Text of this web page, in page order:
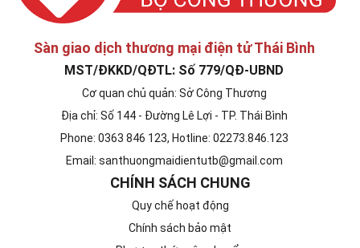
Sàn giao dịch thương mại điện tử Thái Bình
MST/ĐKKD/QĐTL: Số 779/QĐ-UBND
Cơ quan chủ quản: Sở Công Thương
Địa chỉ: Số 144 - Đường Lê Lợi - TP. Thái Bình
Phone: 0363 846 123, Hotline: 02273.846.123
Email: santhuongmaidientutb@gmail.com
CHÍNH SÁCH CHUNG
Quy chế hoạt động
Chính sách bảo mật